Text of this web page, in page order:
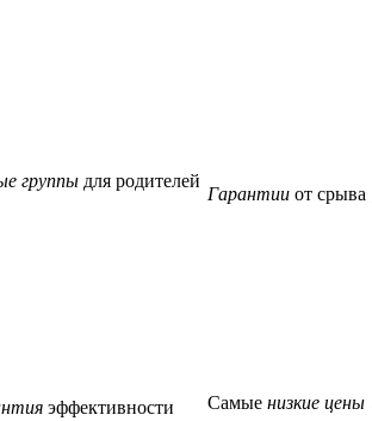
группы для родителей
Гарантии от срыва
эффективности Самые низкие цены